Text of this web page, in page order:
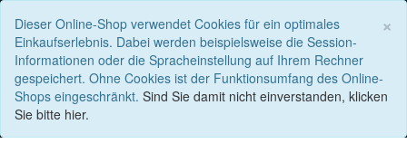
×
Dieser Online-Shop verwendet Cookies für ein optimales
Einkaufserlebnis. Dabei werden beispielsweise die Session-
Informationen oder die Spracheinstellung auf Ihrem Rechner
gespeichert. Ohne Cookies ist der Funktionsumfang des Online-
Shops eingeschränkt. Sind Sie damit nicht einverstanden, klicken
Sie bitte hier.